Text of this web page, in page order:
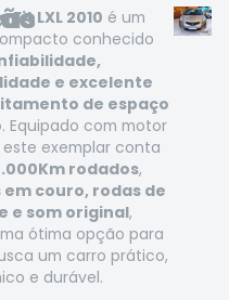
Fit LXL 2010 é um
conhecido
e excelente
de espaço
. Equipado com motor
este exemplar conta
rodados,
em couro, rodas de
e som original,
ótima opção para
um carro prático,
e durável.